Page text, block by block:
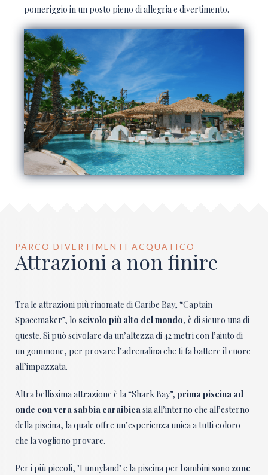
pomeriggio in un posto pieno di allegria e divertimento.
PARCO DIVERTIMENTI ACQUATICO
Attrazioni a non finire
Tra le attrazioni più rinomate di Caribe Bay, “Captain
Spacemaker”, lo scivolo più alto del mondo, è di sicuro una di
queste. Si può scivolare da un’altezza di 42 metri con l’aiuto di
un gommone, per provare l’adrenalina che ti fa battere il cuore
all’impazzata.
Altra bellissima attrazione è la “Shark Bay”, prima piscina ad
onde con vera sabbia caraibicasia all’interno che all’esterno
della piscina, la quale offre un’esperienza unica a tutti coloro
che la vogliono provare.
Per i più piccoli, "Funnyland" e la piscina per bambini sono zone